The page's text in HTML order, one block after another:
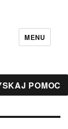
MENU
POMOC